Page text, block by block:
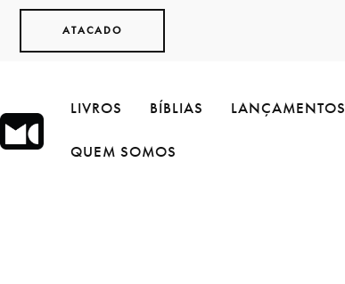
ATACADO
LIVROS BÍBLIAS LANÇAMENTOS
QUEM SOMOS